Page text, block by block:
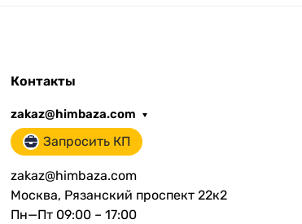
Контакты
zakaz@himbaza.com
Запросить КП
zakaz@himbaza.com
Москва, Рязанский проспект 22к2
Пн—Пт 09:00 – 17:00